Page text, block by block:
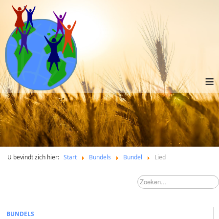
≡
U bevindt zich hier: Start Bundels Bundel Lied
BUNDELS